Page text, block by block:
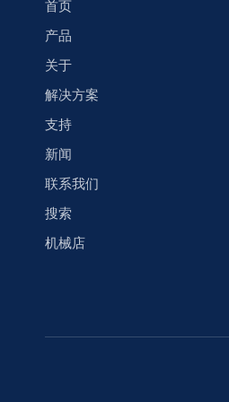
首页
产品
关于
解决方案
支持
新闻
联系我们
搜索
机械店